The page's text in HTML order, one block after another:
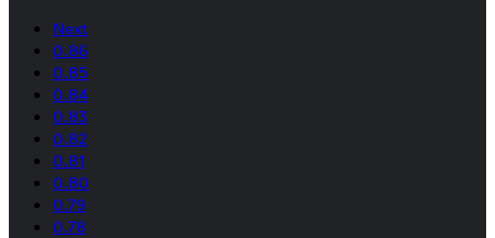
Next
0.86
0.85
0.84
0.83
0.82
0.81
0.80
0.79
0.78